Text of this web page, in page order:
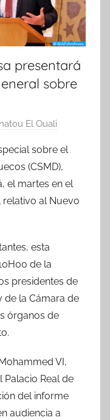
presentará
sobre
El Ouali
sobre el
(CSMD),
el martes en el
relativo al Nuevo
esta
de la
presidentes de
de la Cámara de
órganos de
VI,
Palacio Real de
del informe
audiencia a